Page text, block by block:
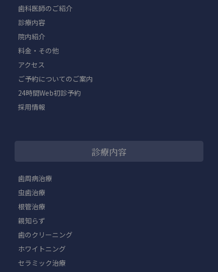
歯科医師のご紹介
診療内容
院内紹介
料金・その他
アクセス
ご予約についてのご案内
24時間Web初診予約
採用情報
診療内容
歯周病治療
虫歯治療
根管治療
親知らず
歯のクリーニング
ホワイトニング
セラミック治療